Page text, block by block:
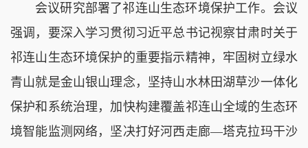
会议研究部署了祁连山生态环境保护工作。会议
强调，要深入学习贯彻习近平总书记视察甘肃时关于
祁连山生态环境保护的重要指示精神，牢固树立绿水
青山就是金山银山理念，坚持山水林田湖草沙一体化
保护和系统治理，加快构建覆盖祁连山全域的生态环
境智能监测网络，坚决打好河西走廊—塔克拉玛干沙